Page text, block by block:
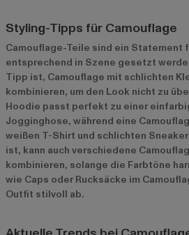
Styling-Tipps für Camouflage
Camouflage-Teile sind ein Statement
entsprechend in Szene gesetzt
Tipp ist, Camouflage mit schlichten
kombinieren, um den Look nicht zu
Hoodie passt perfekt zu einer
Jogginghose, während eine
weißen T-Shirt und schlichten
ist, kann auch verschiedene
kombinieren, solange die Farbtöne
wie Caps oder Rucksäcke im
Outfit stilvoll ab.